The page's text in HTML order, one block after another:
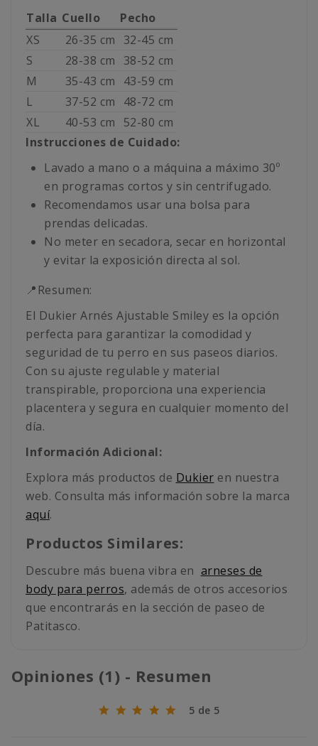
Talla Cuello
Pecho
XS
26-35 cm
32-45 cm
S
28-38 cm
38-52 cm
M
35-43 cm
43-59 cm
L
37-52 cm
48-72 cm
XL
40-53 cm
52-80 cm
Instrucciones de Cuidado:
Lavado a mano o a máquina a máximo 30º
en programas cortos y sin centrifugado.
Recomendamos usar una bolsa para
prendas delicadas.
No meter en secadora, secar en horizontal
y evitar la exposición directa al sol.
📍Resumen:
El Dukier Arnés Ajustable Smiley es la opción
perfecta para garantizar la comodidad y
seguridad de tu perro en sus paseos diarios.
Con su ajuste regulable y material
transpirable, proporciona una experiencia
placentera y segura en cualquier momento del
día.
Información Adicional:
Explora más productos de Dukier en nuestra
web. Consulta más información sobre la marca
aquí.
Productos Similares:
Descubre más buena vibra en arneses de
body para perros, además de otros accesorios
que encontrarás en la sección de paseo de
Patitasco.
Opiniones (1) - Resumen
5 de 5